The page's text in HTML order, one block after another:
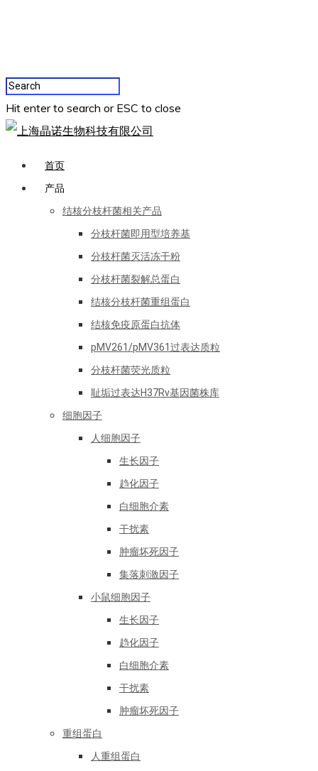
Hit enter to search or ESC to close
首页
产品
结核分枝杆菌相关产品
分枝杆菌即用型培养基
分枝杆菌灭活冻干粉
分枝杆菌裂解总蛋白
结核分枝杆菌重组蛋白
结核免疫原蛋白抗体
pMV261/pMV361过表达质粒
分枝杆菌荧光质粒
耻垢过表达H37Rv基因菌株库
细胞因子
人细胞因子
生长因子
趋化因子
白细胞介素
干扰素
肿瘤坏死因子
集落刺激因子
小鼠细胞因子
生长因子
趋化因子
白细胞介素
干扰素
肿瘤坏死因子
重组蛋白
人重组蛋白